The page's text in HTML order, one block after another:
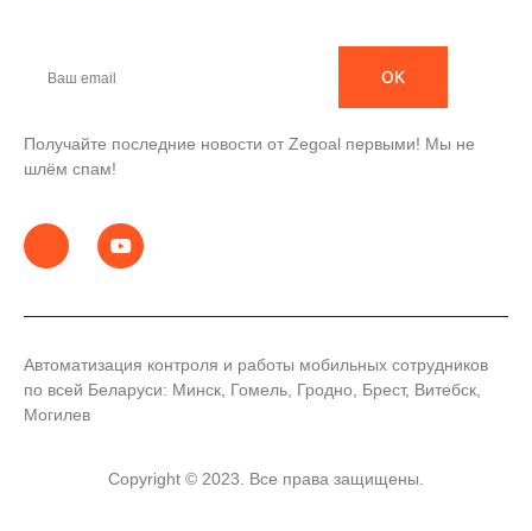
ОК
Получайте последние новости от Zegoal первыми! Мы не
шлём спам!
Автоматизация контроля и работы мобильных сотрудников
по всей Беларуси: Минск, Гомель, Гродно, Брест, Витебск,
Могилев
Copyright © 2023. Все права защищены.